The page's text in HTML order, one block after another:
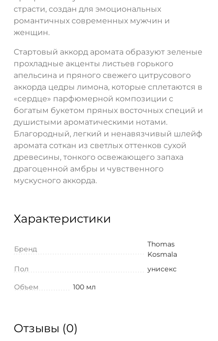
страсти, создан для эмоциональных
романтичных современных мужчин и
женщин.
Стартовый аккорд аромата образуют зеленые
прохладные акценты листьев горького
апельсина и пряного свежего цитрусового
аккорда цедры лимона, которые сплетаются в
«сердце» парфюмерной композиции с
богатым букетом пряных восточных специй и
душистыми ароматическими нотами.
Благородный, легкий и ненавязчивый шлейф
аромата соткан из светлых оттенков сухой
древесины, тонкого освежающего запаха
драгоценной амбры и чувственного
мускусного аккорда.
Характеристики
Бренд
Thomas
Kosmala
Пол
унисекс
Объем 100 мл
Отзывы (0)